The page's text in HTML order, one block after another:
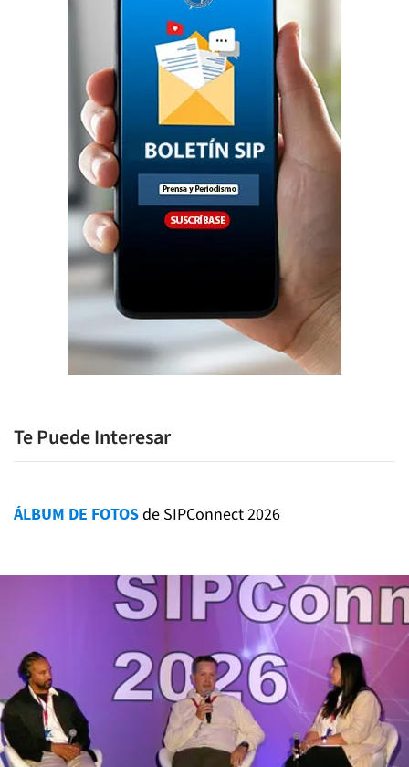
Te Puede Interesar
ÁLBUM DE FOTOSde SIPConnect 2026